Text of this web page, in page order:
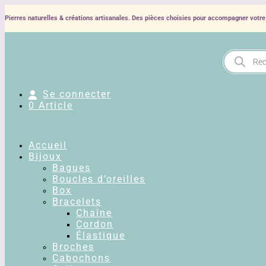
Pierres naturelles & créations artisanales. Des pièces choisies pour accompagner
Recherche
de
produits
Se connecter
0 Article
Accueil
Bijoux
Bagues
Boucles d’oreilles
Box
Bracelets
Chaîne
Cordon
Élastique
Broches
Cabochons